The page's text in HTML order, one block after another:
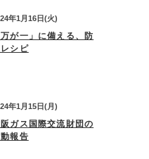
年1月16日(火)
万が一」に備える、防
シピ
年1月15日(月)
ガス国際交流財団の
報告